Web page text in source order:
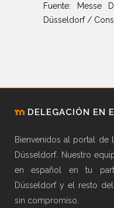
Fuente: Messe
Düsseldorf /
DELEGACIÓN EN
Bienvenidos al portal de
Düsseldorf. Nuestro
en español en tu
Düsseldorf y el resto
sin compromiso.